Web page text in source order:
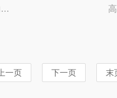
...
上一页 下一页 末